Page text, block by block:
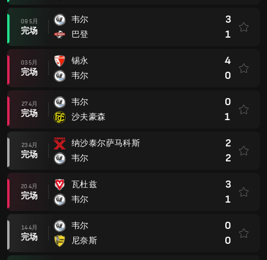
09 5月
完场
韦尔
巴登
3
1
03 5月
完场
锡永
韦尔
4
0
27 4月
完场
韦尔
沙夫豪森
0
1
23 4月
完场
纳沙泰尔萨马科斯
韦尔
2
2
20 4月
完场
瓦杜兹
韦尔
3
1
14 4月
完场
韦尔
尼奈斯
0
0